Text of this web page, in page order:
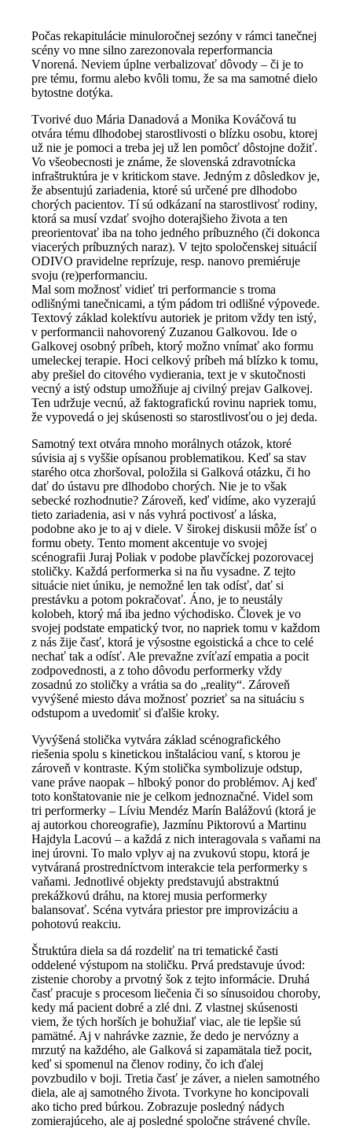
Počas rekapitulácie minuloročnej sezóny v rámci tanečnej
scény vo mne silno zarezonovala reperformancia
Vnorená. Neviem úplne verbalizovať dôvody – či je to
pre tému, formu alebo kvôli tomu, že sa ma samotné dielo
bytostne dotýka.
Tvorivé duo Mária Danadová a Monika Kováčová tu
otvára tému dlhodobej starostlivosti o blízku osobu, ktorej
už nie je pomoci a treba jej už len pomôcť dôstojne dožiť.
Vo všeobecnosti je známe, že slovenská zdravotnícka
infraštruktúra je v kritickom stave. Jedným z dôsledkov je,
že absentujú zariadenia, ktoré sú určené pre dlhodobo
chorých pacientov. Tí sú odkázaní na starostlivosť rodiny,
ktorá sa musí vzdať svojho doterajšieho života a ten
preorientovať iba na toho jedného príbuzného (či dokonca
viacerých príbuzných naraz). V tejto spoločenskej situácií
ODIVO pravidelne reprízuje, resp. nanovo premiéruje
svoju (re)performanciu.
Mal som možnosť vidieť tri performancie s troma
odlišnými tanečnicami, a tým pádom tri odlišné výpovede.
Textový základ kolektívu autoriek je pritom vždy ten istý,
v performancii nahovorený Zuzanou Galkovou. Ide o
Galkovej osobný príbeh, ktorý možno vnímať ako formu
umeleckej terapie. Hoci celkový príbeh má blízko k tomu,
aby prešiel do citového vydierania, text je v skutočnosti
vecný a istý odstup umožňuje aj civilný prejav Galkovej.
Ten udržuje vecnú, až faktografickú rovinu napriek tomu,
že vypovedá o jej skúsenosti so starostlivosťou o jej deda.
Samotný text otvára mnoho morálnych otázok, ktoré
súvisia aj s vyššie opísanou problematikou. Keď sa stav
starého otca zhoršoval, položila si Galková otázku, či ho
dať do ústavu pre dlhodobo chorých. Nie je to však
sebecké rozhodnutie? Zároveň, keď vidíme, ako vyzerajú
tieto zariadenia, asi v nás vyhrá poctivosť a láska,
podobne ako je to aj v diele. V širokej diskusii môže ísť o
formu obety. Tento moment akcentuje vo svojej
scénografii Juraj Poliak v podobe plavčíckej pozorovacej
stoličky. Každá performerka si na ňu vysadne. Z tejto
situácie niet úniku, je nemožné len tak odísť, dať si
prestávku a potom pokračovať. Áno, je to neustály
kolobeh, ktorý má iba jedno východisko. Človek je vo
svojej podstate empatický tvor, no napriek tomu v každom
z nás žije časť, ktorá je výsostne egoistická a chce to celé
nechať tak a odísť. Ale prevažne zvíťazí empatia a pocit
zodpovednosti, a z toho dôvodu performerky vždy
zosadnú zo stoličky a vrátia sa do „reality“. Zároveň
vyvýšené miesto dáva možnosť pozrieť sa na situáciu s
odstupom a uvedomiť si ďalšie kroky.
Vyvýšená stolička vytvára základ scénografického
riešenia spolu s kinetickou inštaláciou vaní, s ktorou je
zároveň v kontraste. Kým stolička symbolizuje odstup,
vane práve naopak – hlboký ponor do problémov. Aj keď
toto konštatovanie nie je celkom jednoznačné. Videl som
tri performerky – Líviu Mendéz Marín Balážovú (ktorá je
aj autorkou choreografie), Jazmínu Piktorovú a Martinu
Hajdyla Lacovú – a každá z nich interagovala s vaňami na
inej úrovni. To malo vplyv aj na zvukovú stopu, ktorá je
vytváraná prostredníctvom interakcie tela performerky s
vaňami. Jednotlivé objekty predstavujú abstraktnú
prekážkovú dráhu, na ktorej musia performerky
balansovať. Scéna vytvára priestor pre improvizáciu a
pohotovú reakciu.
Štruktúra diela sa dá rozdeliť na tri tematické časti
oddelené výstupom na stoličku. Prvá predstavuje úvod:
zistenie choroby a prvotný šok z tejto informácie. Druhá
časť pracuje s procesom liečenia či so sínusoidou choroby,
kedy má pacient dobré a zlé dni. Z vlastnej skúsenosti
viem, že tých horších je bohužiaľ viac, ale tie lepšie sú
pamätné. Aj v nahrávke zaznie, že dedo je nervózny a
mrzutý na každého, ale Galková si zapamätala tiež pocit,
keď si spomenul na členov rodiny, čo ich ďalej
povzbudilo v boji. Tretia časť je záver, a nielen samotného
diela, ale aj samotného života. Tvorkyne ho koncipovali
ako ticho pred búrkou. Zobrazuje posledný nádych
zomierajúceho, ale aj posledné spoločne strávené chvíle.